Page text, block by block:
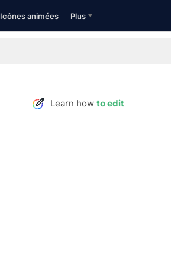
Icônes animées Plus
Learn how to edit